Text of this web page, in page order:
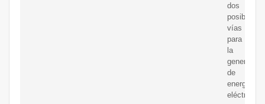
dos
posibles
vías
para
la
generación
de
energía
eléctrica